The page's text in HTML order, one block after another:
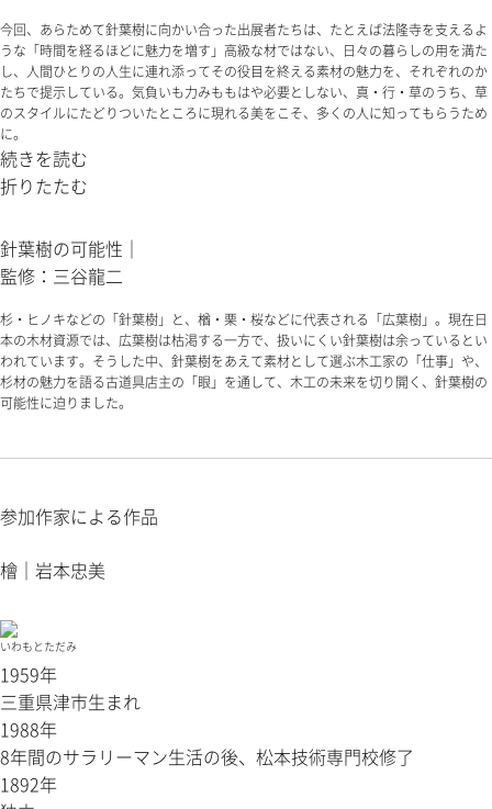
今回、あらためて針葉樹に向かい合った出展者たちは、たとえば法隆寺を支えるよ
うな「時間を経るほどに魅力を増す」高級な材ではない、日々の暮らしの用を満た
し、人間ひとりの人生に連れ添ってその役目を終える素材の魅力を、それぞれのか
たちで提示している。気負いも力みももはや必要としない、真・行・草のうち、草
のスタイルにたどりついたところに現れる美をこそ、多くの人に知ってもらうため
に。
続きを読む
折りたたむ
針葉樹の可能性｜
監修：三谷龍二
杉・ヒノキなどの「針葉樹」と、楢・栗・桜などに代表される「広葉樹」。現在日
本の木材資源では、広葉樹は枯渇する一方で、扱いにくい針葉樹は余っているとい
われています。そうした中、針葉樹をあえて素材として選ぶ木工家の「仕事」や、
杉材の魅力を語る古道具店主の「眼」を通して、木工の未来を切り開く、針葉樹の
可能性に迫りました。
参加作家による作品
檜｜岩本忠美
いわもとただみ
1959年
三重県津市生まれ
1988年
8年間のサラリーマン生活の後、松本技術専門校修了
1892年